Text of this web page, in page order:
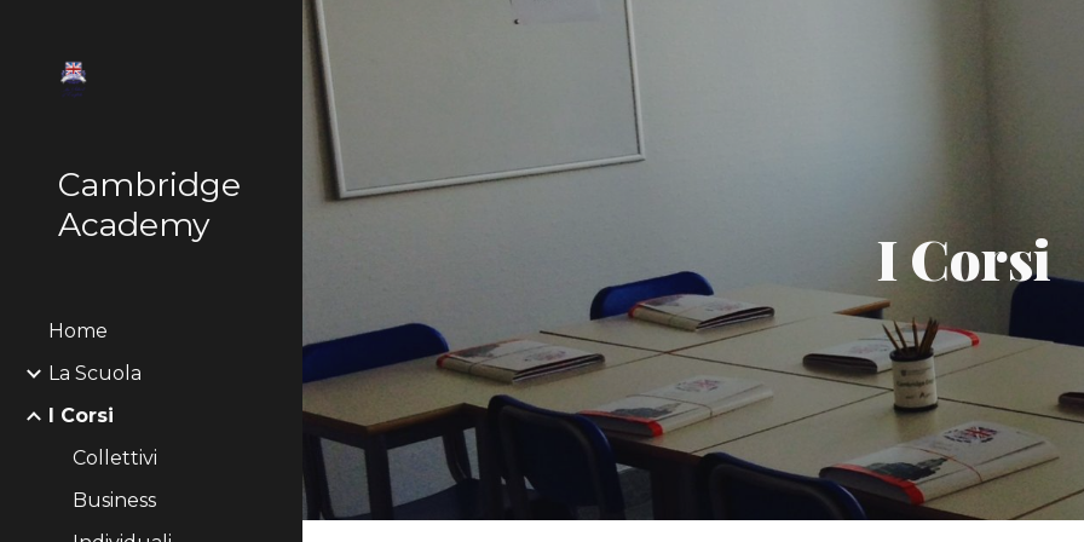
Skip to main content
Cambridge
Academy
Home
La Scuola
I Corsi
Collettivi
Business
I Corsi